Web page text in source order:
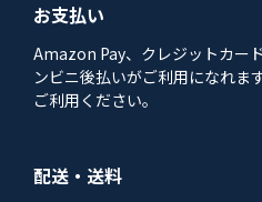
お支払い
Amazon Pay、クレジットカー
ンビニ後払いがご利用になれま
ご利用ください。
配送・送料